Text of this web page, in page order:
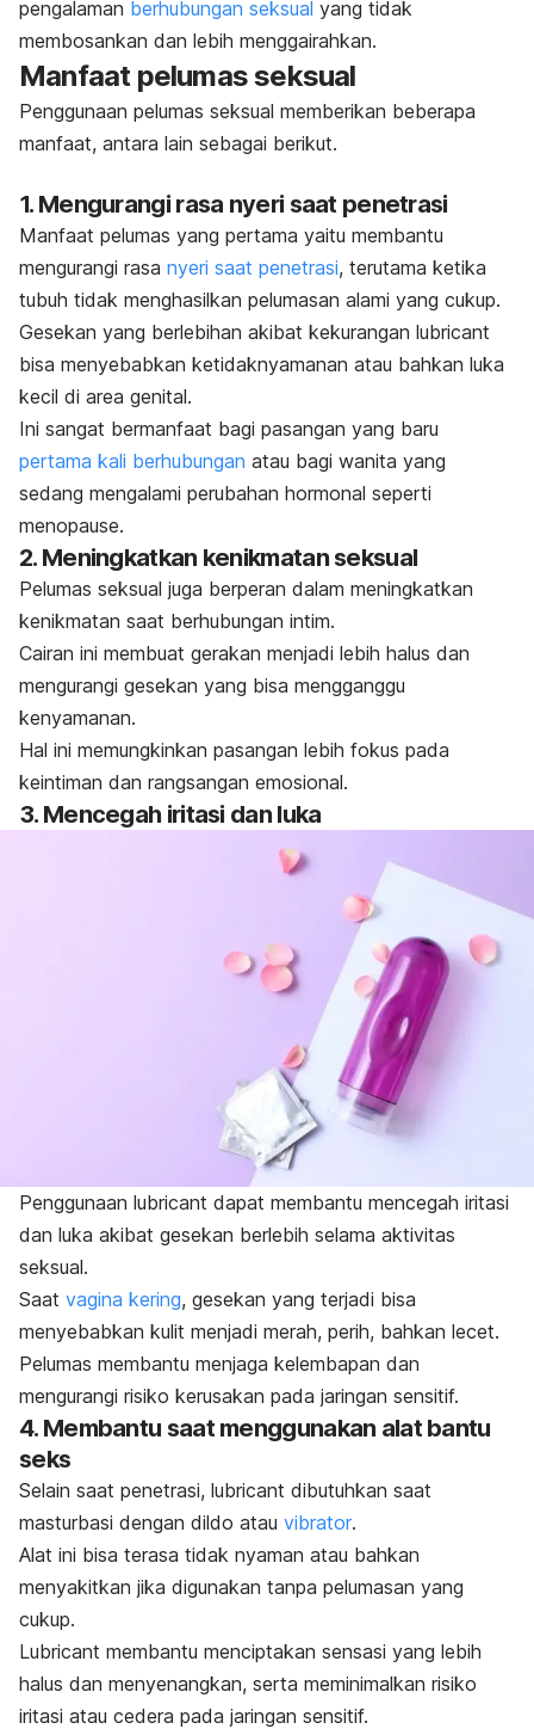
pengalaman berhubungan seksual yang tidak
membosankan dan lebih menggairahkan.
Manfaat pelumas seksual
Penggunaan pelumas seksual memberikan beberapa
manfaat, antara lain sebagai berikut.
1. Mengurangi rasa nyeri saat penetrasi
Manfaat pelumas yang pertama yaitu membantu
mengurangi rasa nyeri saat penetrasi, terutama ketika
tubuh tidak menghasilkan pelumasan alami yang cukup.
Gesekan yang berlebihan akibat kekurangan lubricant
bisa menyebabkan ketidaknyamanan atau bahkan luka
kecil di area genital.
Ini sangat bermanfaat bagi pasangan yang baru
pertama kali berhubungan atau bagi wanita yang
sedang mengalami perubahan hormonal seperti
menopause.
2. Meningkatkan kenikmatan seksual
Pelumas seksual juga berperan dalam meningkatkan
kenikmatan saat berhubungan intim.
Cairan ini membuat gerakan menjadi lebih halus dan
mengurangi gesekan yang bisa mengganggu
kenyamanan.
Hal ini memungkinkan pasangan lebih fokus pada
keintiman dan rangsangan emosional.
3. Mencegah iritasi dan luka
Penggunaan lubricant dapat membantu mencegah iritasi
dan luka akibat gesekan berlebih selama aktivitas
seksual.
Saat vagina kering, gesekan yang terjadi bisa
menyebabkan kulit menjadi merah, perih, bahkan lecet.
Pelumas membantu menjaga kelembapan dan
mengurangi risiko kerusakan pada jaringan sensitif.
4. Membantu saat menggunakan alat bantu
seks
Selain saat penetrasi, lubricant dibutuhkan saat
masturbasi dengan dildo atau vibrator.
Alat ini bisa terasa tidak nyaman atau bahkan
menyakitkan jika digunakan tanpa pelumasan yang
cukup.
Lubricant membantu menciptakan sensasi yang lebih
halus dan menyenangkan, serta meminimalkan risiko
iritasi atau cedera pada jaringan sensitif.